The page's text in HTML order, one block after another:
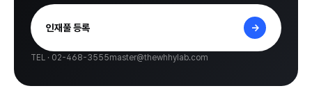
교실 후기
탐구 위인 테스트
인재풀 등록 →
TEL · 02-468-3555master@thewhhylab.com